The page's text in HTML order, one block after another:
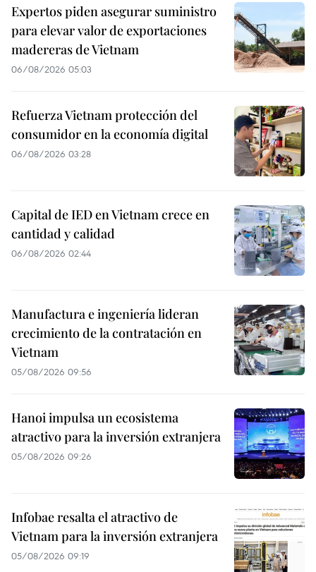
Expertos piden asegurar suministro
para elevar valor de exportaciones
madereras de Vietnam
06/08/2026 05:03
Refuerza Vietnam protección del
consumidor en la economía digital
06/08/2026 03:28
Capital de IED en Vietnam crece en
cantidad y calidad
06/08/2026 02:44
Manufactura e ingeniería lideran
crecimiento de la contratación en
Vietnam
05/08/2026 09:56
Hanoi impulsa un ecosistema
atractivo para la inversión extranjera
05/08/2026 09:26
Infobae resalta el atractivo de
Vietnam para la inversión extranjera
05/08/2026 09:19